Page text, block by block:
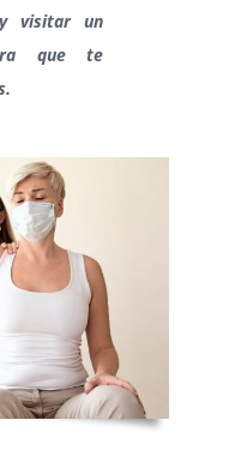
visitar un
que te